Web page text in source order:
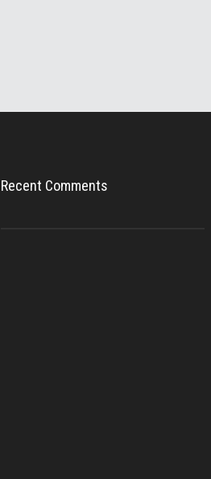
Recent Comments